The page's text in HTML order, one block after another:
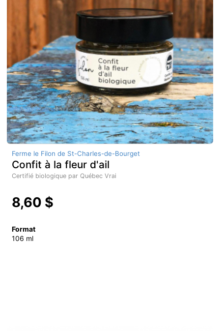
Ferme le Filon de St-Charles-de-Bourget
Confit à la fleur d'ail
Certifié biologique par Québec Vrai
8,60 $
Format
106 ml